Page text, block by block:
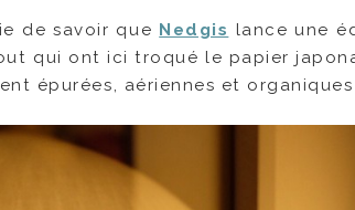
de savoir que Nedgis lance une
qui ont ici troqué le papier
épurées, aériennes et